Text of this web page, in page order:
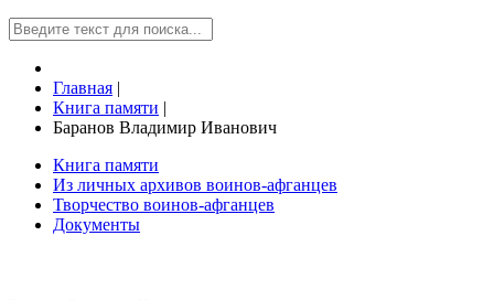
Главная |
Книга памяти |
Баранов Владимир Иванович
Книга памяти
Из личных архивов воинов-афганцев
Творчество воинов-афганцев
Документы